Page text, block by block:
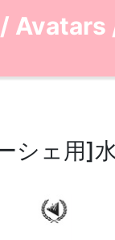
/ Avatars
シェ用]